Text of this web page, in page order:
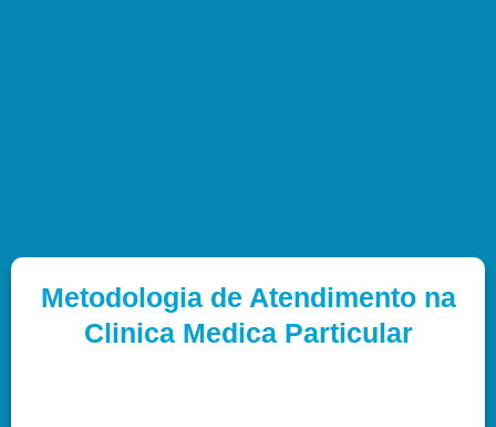
Metodologia de Atendimento na
Clinica Medica Particular